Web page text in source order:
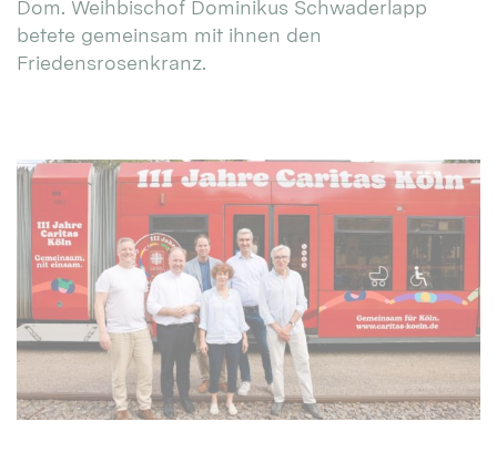
Dom. Weihbischof Dominikus Schwaderlapp
betete gemeinsam mit ihnen den
Friedensrosenkranz.